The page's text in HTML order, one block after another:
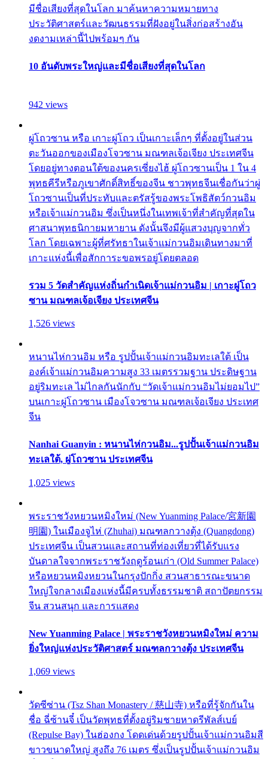
มีชื่อเสียงที่สุดในโลก มาค้นหาความหมายทาง
ประวัติศาสตร์และวัฒนธรรมที่ฝังอยู่ในสิ่งก่อสร้างอัน
งดงามเหล่านี้ไปพร้อมๆ กัน
10 อันดับพระใหญ่และมีชื่อเสียงที่สุดในโลก
942 views
ผู่โถวซาน หรือ เกาะผู่โถว เป็นเกาะเล็กๆ ที่ตั้งอยู่ในส่วน
ตะวันออกของเมืองโจวซาน มณฑลเจ้อเจียง ประเทศจีน
โดยอยู่ทางตอนใต้ของนครเซี่ยงไฮ้ ผู่โถวซานเป็น 1 ใน 4
พุทธคีรีหรือภูเขาศักดิ์สิทธิ์ของจีน ชาวพุทธจีนเชื่อกันว่าผู่
โถวซานเป็นที่ประทับและตรัสรู้ของพระโพธิสัตว์กวนอิม
หรือเจ้าแม่กวนอิม ซึ่งเป็นหนึ่งในเทพเจ้าที่สำคัญที่สุดใน
ศาสนาพุทธนิกายมหายาน ดังนั้นจึงมีผู้แสวงบุญจากทั่ว
โลก โดยเฉพาะผู้ที่ศรัทธาในเจ้าแม่กวนอิมเดินทางมาที่
เกาะแห่งนี้เพื่อสักการะขอพรอยู่โดยตลอด
รวม 5 วัดสำคัญแห่งถิ่นกำเนิดเจ้าแม่กวนอิม | เกาะผู่โถว
ซาน มณฑลเจ้อเจียง ประเทศจีน
1,526 views
หนานไห่กวนอิม หรือ รูปปั้นเจ้าแม่กวนอิมทะเลใต้ เป็น
องค์เจ้าแม่กวนอิมความสูง 33 เมตรรวมฐาน ประดิษฐาน
อยู่ริมทะเล ไม่ไกลกันนักกับ “วัดเจ้าแม่กวนอิมไม่ยอมไป”
บนเกาะผู่โถวซาน เมืองโจวซาน มณฑลเจ้อเจียง ประเทศ
จีน
Nanhai Guanyin : หนานไห่กวนอิม...รูปปั้นเจ้าแม่กวนอิม
ทะเลใต้, ผู่โถวซาน ประเทศจีน
1,025 views
พระราชวังหยวนหมิงใหม่ (New Yuanming Palace/宮新園
明園) ในเมืองจูไห่ (Zhuhai) มณฑลกวางตุ้ง (Quangdong)
ประเทศจีน เป็นสวนและสถานที่ท่องเที่ยวที่ได้รับแรง
บันดาลใจจากพระราชวังฤดูร้อนเก่า (Old Summer Palace)
หรือหยวนหมิงหยวนในกรุงปักกิ่ง สวนสาธารณะขนาด
ใหญ่ใจกลางเมืองแห่งนี้มีครบทั้งธรรมชาติ สถาปัตยกรรม
จีน สวนสนุก และการแสดง
New Yuanming Palace | พระราชวังหยวนหมิงใหม่ ความ
ยิ่งใหญ่แห่งประวัติศาสตร์ มณฑลกวางตุ้ง ประเทศจีน
1,069 views
วัดซีซ่าน (Tsz Shan Monastery / 慈山寺) หรือที่รู้จักกันใน
ชื่อ ฉี่ซ้านจี๋ เป็นวัดพุทธที่ตั้งอยู่ริมชายหาดรีพัลส์เบย์
(Repulse Bay) ในฮ่องกง โดดเด่นด้วยรูปปั้นเจ้าแม่กวนอิมสี
ขาวขนาดใหญ่ สูงถึง 76 เมตร ซึ่งเป็นรูปปั้นเจ้าแม่กวนอิม